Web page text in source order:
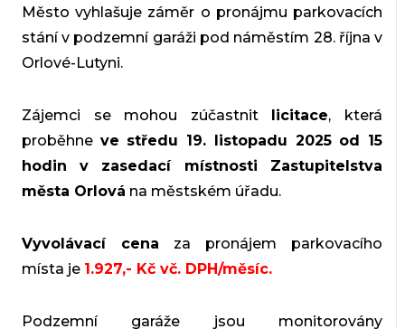
Město vyhlašuje záměr o pronájmu parkovacích
stání v podzemní garáži pod náměstím 28. října v
Orlové-Lutyni.
Zájemci se mohou zúčastnit licitace, která
proběhne ve středu 19. listopadu 2025 od 15
hodin v zasedací místnosti Zastupitelstva
města Orlová na městském úřadu.
Vyvolávací cena za pronájem parkovacího
místa je 1.927,- Kč vč. DPH/měsíc.
Podzemní garáže jsou monitorovány